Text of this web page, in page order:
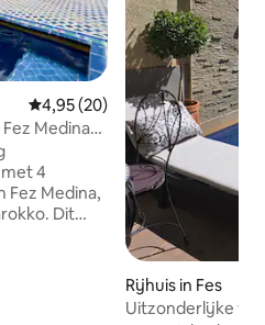
Gemiddelde beoordeling van
4,95 (20)
Medina
4
Fez Medina,
Dit
Rijhuis in Fes
Uitzonderlijke